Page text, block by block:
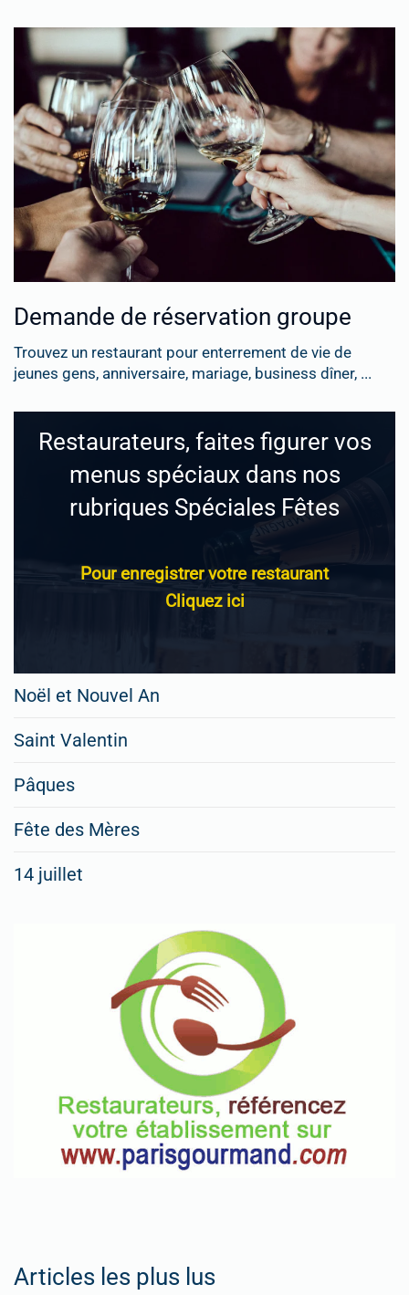
Demande de réservation groupe
Trouvez un restaurant pour enterrement de vie de
jeunes gens, anniversaire, mariage, business dîner, ...
Restaurateurs, faites figurer vos
menus spéciaux dans nos
rubriques Spéciales Fêtes
Pour enregistrer votre restaurant
Cliquez ici
Noël et Nouvel An
Saint Valentin
Pâques
Fête des Mères
14 juillet
Articles les plus lus